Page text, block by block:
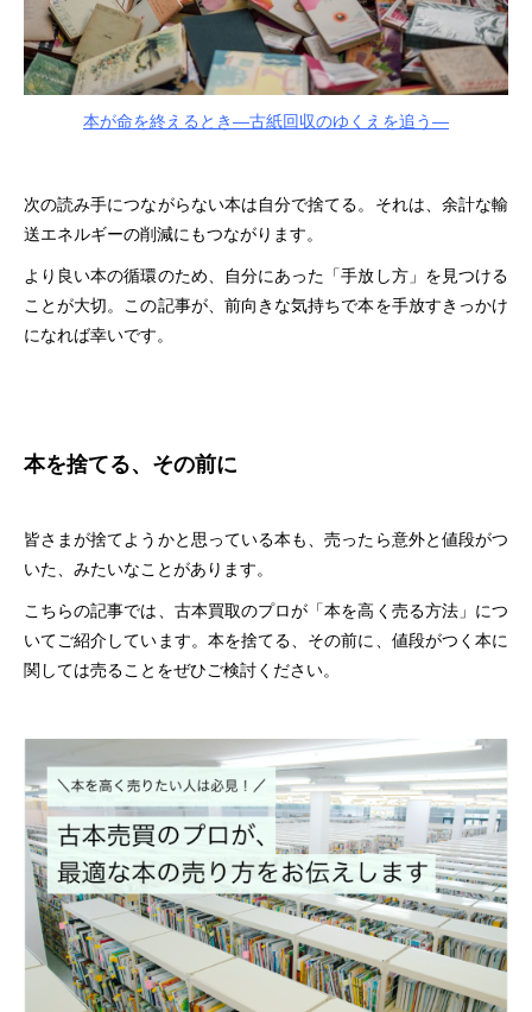
本が命を終えるとき—古紙回収のゆくえを追う—
次の読み手につながらない本は自分で捨てる。それは、余計な輸
送エネルギーの削減にもつながります。
より良い本の循環のため、自分にあった「手放し方」を見つける
ことが大切。この記事が、前向きな気持ちで本を手放すきっかけ
になれば幸いです。
本を捨てる、その前に
皆さまが捨てようかと思っている本も、売ったら意外と値段がつ
いた、みたいなことがあります。
こちらの記事では、古本買取のプロが「本を高く売る方法」につ
いてご紹介しています。本を捨てる、その前に、値段がつく本に
関しては売ることをぜひご検討ください。